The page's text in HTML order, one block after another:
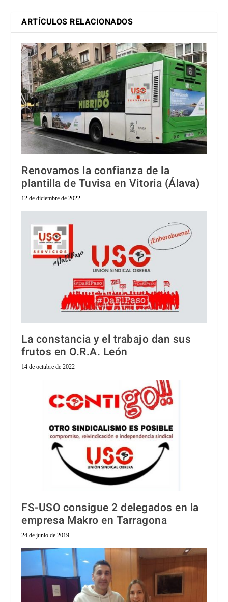
ARTÍCULOS RELACIONADOS
Renovamos la confianza de la
plantilla de Tuvisa en Vitoria (Álava)
12 de diciembre de 2022
La constancia y el trabajo dan sus
frutos en O.R.A. León
14 de octubre de 2022
FS-USO consigue 2 delegados en la
empresa Makro en Tarragona
24 de junio de 2019